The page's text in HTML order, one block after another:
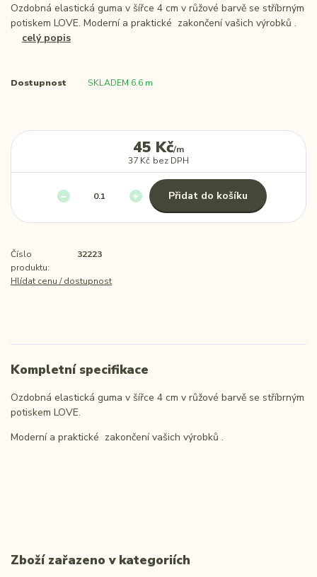
Ozdobná elastická guma v šířce 4 cm v růžové barvě se stříbrným
potiskem LOVE. Moderní a praktické zakončení vašich výrobků .
celý popis
Dostupnost SKLADEM 6.6 m
45 Kč/m
37 Kč bez DPH
Přidat do košíku
Číslo
produktu:
32223
Hlídat cenu / dostupnost
Kompletní specifikace
Ozdobná elastická guma v šířce 4 cm v růžové barvě se stříbrným
potiskem LOVE.
Moderní a praktické zakončení vašich výrobků .
Zboží zařazeno v kategoriích